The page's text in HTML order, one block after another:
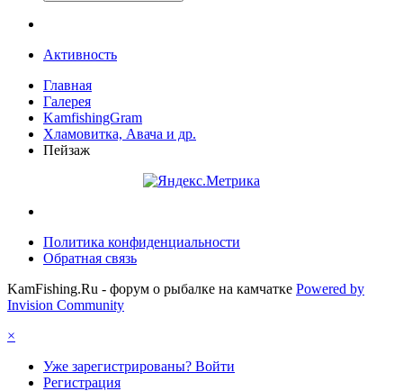
Активность
Главная
Галерея
KamfishingGram
Хламовитка, Авача и др.
Пейзаж
Политика конфиденциальности
Обратная связь
KamFishing.Ru - форум о рыбалке на камчатке Powered by
Invision Community
×
Уже зарегистрированы? Войти
Регистрация